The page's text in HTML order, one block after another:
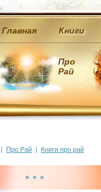
Главная Книги
Про
Рай
| Про Рай | Книги про рай
* * *